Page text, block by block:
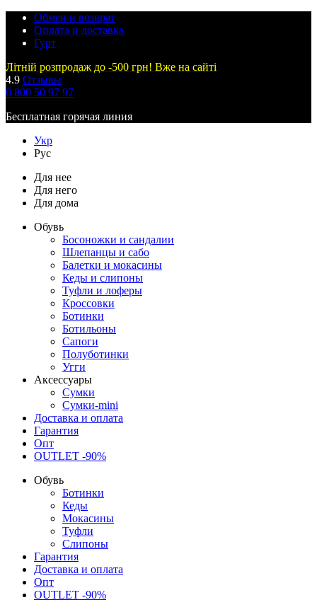
Обмен и возврат
Оплата и доставка
Гурт
Літній розпродаж до -500 грн! Вже на сайті
4.9 Отзывы
0 800 50 97 97
Бесплатная горячая линия
Укр
Рус
Для нее
Для него
Для дома
Обувь
Босоножки и сандалии
Шлепанцы и сабо
Балетки и мокасины
Кеды и слипоны
Туфли и лоферы
Кроссовки
Ботинки
Ботильоны
Сапоги
Полуботинки
Угги
Аксессуары
Сумки
Сумки-mini
Доставка и оплата
Гарантия
Опт
OUTLET -90%
Обувь
Ботинки
Кеды
Мокасины
Туфли
Слипоны
Гарантия
Доставка и оплата
Опт
OUTLET -90%